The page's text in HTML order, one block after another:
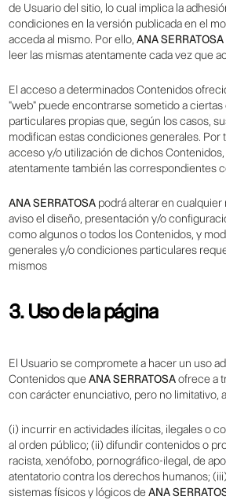
de Usuario del sitio, lo cual implica la
condiciones en la versión publicada en el
acceda al mismo. Por ello, ANA SERRATOSA
leer las mismas atentamente cada vez que
El acceso a determinados Contenidos
"web" puede encontrarse sometido a
particulares propias que, según los casos,
modifican estas condiciones generales. Por
acceso y/o utilización de dichos
atentamente también las correspondientes
ANA SERRATOSA podrá alterar en
aviso el diseño, presentación y/o
como algunos o todos los Contenidos, y
generales y/o condiciones particulares
mismos
3. Uso de la página
El Usuario se compromete a hacer un uso
Contenidos queANA SERRATOSAofrece a
con carácter enunciativo, pero no limitativo,
(i) incurrir en actividades ilícitas, ilegales o
al orden público; (ii) difundir contenidos o
racista, xenófobo, pornográfico-ilegal, de
atentatorio contra los derechos humanos;
sistemas físicos y lógicos deANA